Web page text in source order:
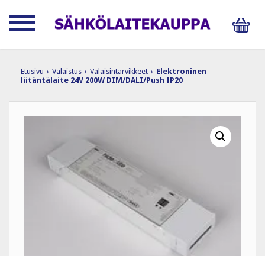
Etusivu › Valaistus › Valaisintarvikkeet › Elektroninen
liitäntälaite 24V 200W DIM/DALI/Push IP20